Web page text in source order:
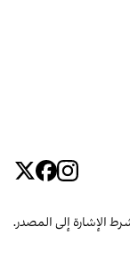
الإشارة إلى المصدر.